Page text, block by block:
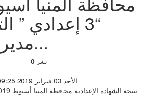
“3 إعدادي ”
مديرية التربية...
0 نشر
الأحد 03 فبراير 2019 09:25 مساءً